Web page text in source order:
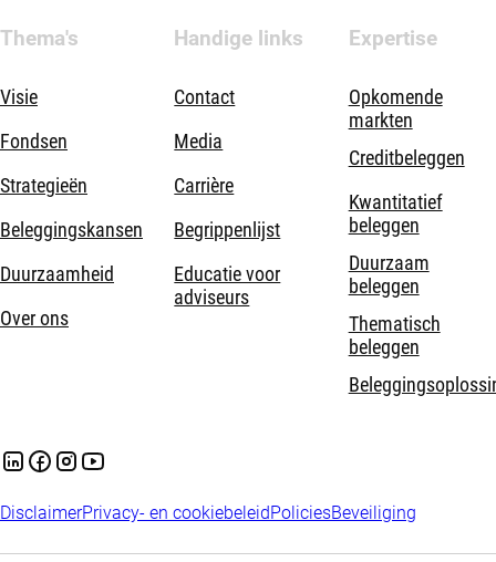
Thema's
Visie
Fondsen
Strategieën
Beleggingskansen
Duurzaamheid
Over ons
Handige links
Contact
Media
Carrière
Begrippenlijst
Educatie voor
adviseurs
Expertise
Opkomende
markten
Creditbeleggen
Kwantitatief
beleggen
Duurzaam
beleggen
Thematisch
beleggen
DisclaimerPrivacy- en cookiebeleidPoliciesBeveiliging